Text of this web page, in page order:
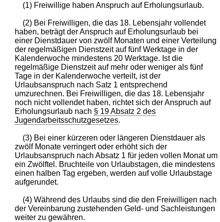
(1) Freiwillige haben Anspruch auf Erholungsurlaub.
(2) Bei Freiwilligen, die das 18. Lebensjahr vollendet
haben, beträgt der Anspruch auf Erholungsurlaub bei
einer Dienstdauer von zwölf Monaten und einer Verteilung
der regelmäßigen Dienstzeit auf fünf Werktage in der
Kalenderwoche mindestens 20 Werktage. Ist die
regelmäßige Dienstzeit auf mehr oder weniger als fünf
Tage in der Kalenderwoche verteilt, ist der
Urlaubsanspruch nach Satz 1 entsprechend
umzurechnen. Bei Freiwilligen, die das 18. Lebensjahr
noch nicht vollendet haben, richtet sich der Anspruch auf
Erholungsurlaub nach § 19 Absatz 2 des
Jugendarbeitsschutzgesetzes.
(3) Bei einer kürzeren oder längeren Dienstdauer als
zwölf Monate verringert oder erhöht sich der
Urlaubsanspruch nach Absatz 1 für jeden vollen Monat um
ein Zwölftel. Bruchteile von Urlaubstagen, die mindestens
einen halben Tag ergeben, werden auf volle Urlaubstage
aufgerundet.
(4) Während des Urlaubs sind die den Freiwilligen nach
der Vereinbarung zustehenden Geld- und Sachleistungen
weiter zu gewähren.